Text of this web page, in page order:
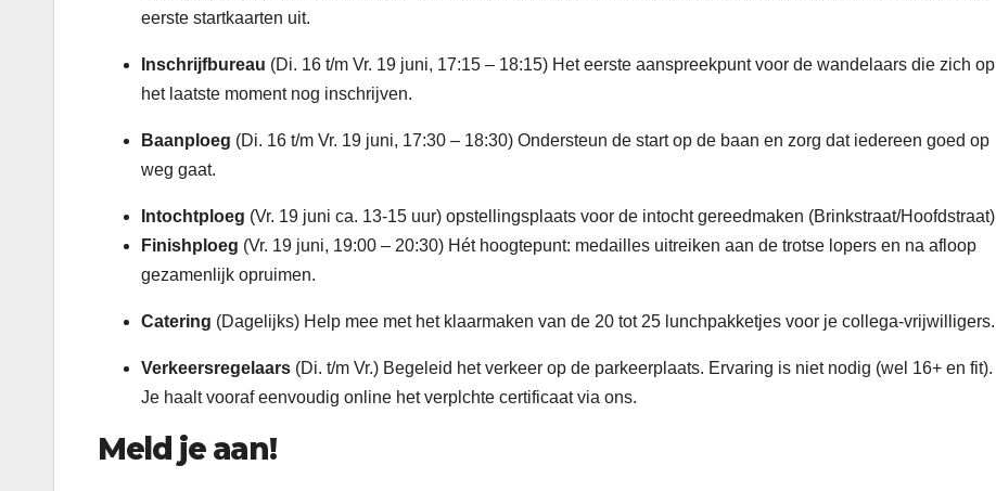
eerste startkaarten uit.
Inschrijfbureau (Di. 16 t/m Vr. 19 juni, 17:15 – 18:15) Het eerste aanspreekpunt voor de wandelaars die zich op
het laatste moment nog inschrijven.
Baanploeg (Di. 16 t/m Vr. 19 juni, 17:30 – 18:30) Ondersteun de start op de baan en zorg dat iedereen goed op
weg gaat.
Intochtploeg (Vr. 19 juni ca. 13-15 uur) opstellingsplaats voor de intocht gereedmaken (Brinkstraat/Hoofdstraat)
Finishploeg (Vr. 19 juni, 19:00 – 20:30) Hét hoogtepunt: medailles uitreiken aan de trotse lopers en na afloop
gezamenlijk opruimen.
Catering (Dagelijks) Help mee met het klaarmaken van de 20 tot 25 lunchpakketjes voor je collega-vrijwilligers.
Verkeersregelaars (Di. t/m Vr.) Begeleid het verkeer op de parkeerplaats. Ervaring is niet nodig (wel 16+ en fit).
Je haalt vooraf eenvoudig online het verplchte certificaat via ons.
Meld je aan!